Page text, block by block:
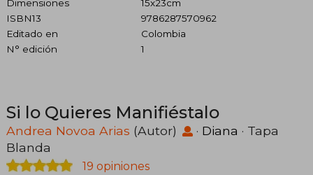
Dimensiones
15x23cm
ISBN13
9786287570962
Editado en
Colombia
N° edición
1
Si lo Quieres Manifiéstalo
Andrea Novoa Arias (Autor) · Diana · Tapa
Blanda
19 opiniones